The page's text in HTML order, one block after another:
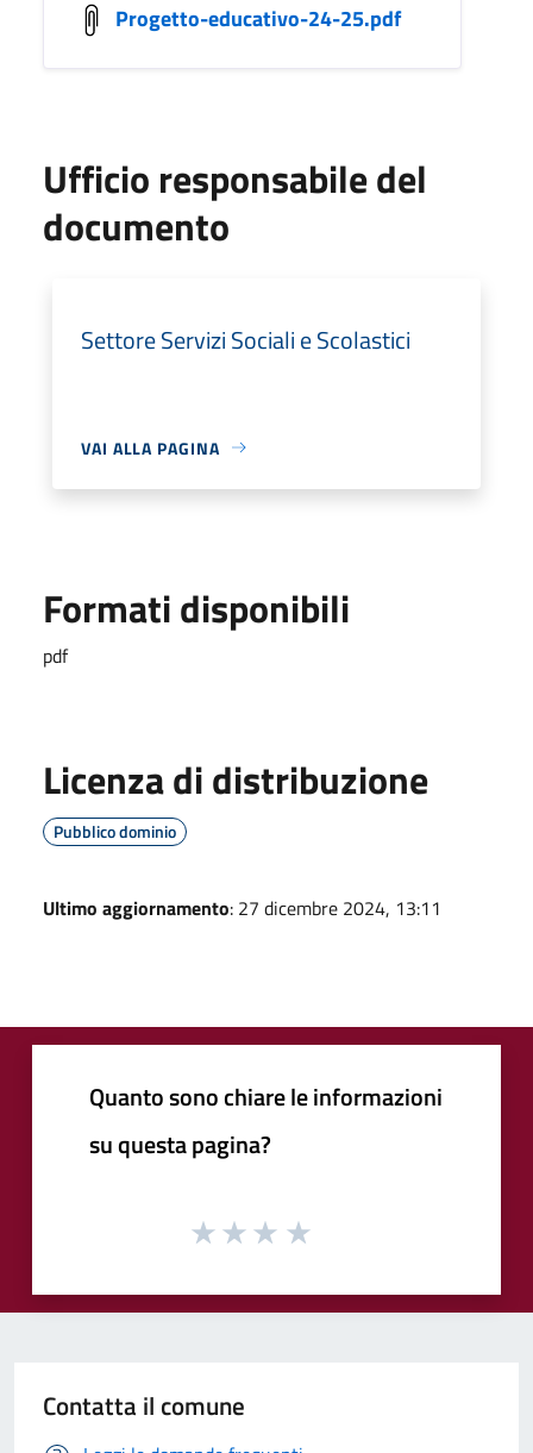
Progetto-educativo-24-25.pdf
Ufficio responsabile del
documento
Settore Servizi Sociali e Scolastici
VAI ALLA PAGINA
Formati disponibili
pdf
Licenza di distribuzione
Pubblico dominio
Ultimo aggiornamento: 27 dicembre 2024, 13:11
Quanto sono chiare le informazioni
su questa pagina?
Contatta il comune